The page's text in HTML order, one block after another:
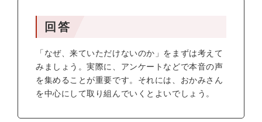
回答
「なぜ、来ていただけないのか」をまずは考えて
みましょう。実際に、アンケートなどで本音の声
を集めることが重要です。それには、おかみさん
を中心にして取り組んでいくとよいでしょう。